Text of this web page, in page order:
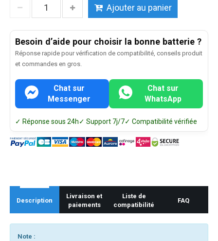
Ajouter au panier
Besoin d’aide pour choisir la bonne batterie ?
Réponse rapide pour vérification de compatibilité, conseils produit
et commandes en gros.
Chat sur
Messenger
Chat sur
WhatsApp
✓ Réponse sous 24h✓ Support 7j/7✓ Compatibilité vérifiée
Description
Livraison et
paiements
Liste de
compatibilité
FAQ
Note :